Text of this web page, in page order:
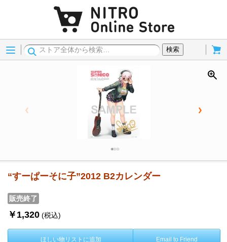
Menu
検索
“すーぱーそに子”2012 B2カレンダー
販売終了
￥1,320 (税込)
ほしい物リストに追加 Email to Friend